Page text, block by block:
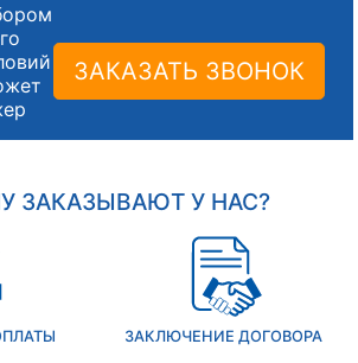
ЗАКАЗАТЬ ЗВОНОК
ЗАКАЗЫВАЮТ У НАС?
ЗАКЛЮЧЕНИЕ ДОГОВОРА